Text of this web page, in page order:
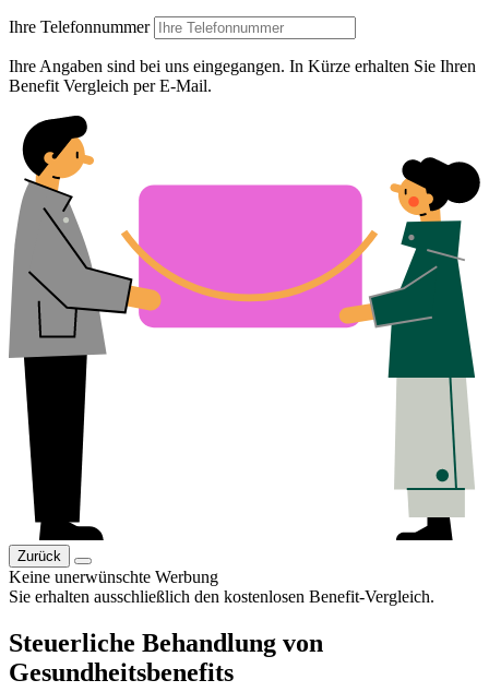
Ihre Telefonnummer
Ihre Angaben sind bei uns eingegangen. In Kürze erhalten Sie Ihren
Benefit Vergleich per E-Mail.
Zurück
Keine unerwünschte Werbung
Sie erhalten ausschließlich den kostenlosen Benefit-Vergleich.
Steuerliche Behandlung von
Gesundheitsbenefits